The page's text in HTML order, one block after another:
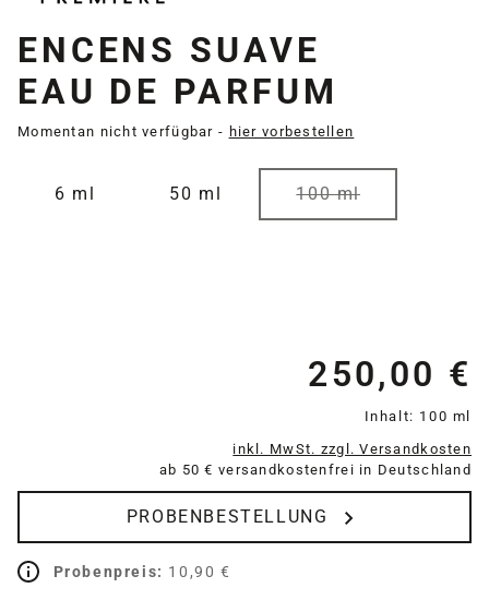
ENCENS SUAVE
EAU DE PARFUM
Momentan nicht verfügbar - hier vorbestellen
6 ml 50 ml 100 ml(Diese Option ist
250,00 €
Inhalt: 100 ml
inkl. MwSt. zzgl. Versandkosten
ab 50 € versandkostenfrei in Deutschland
PROBENBESTELLUNG
Probenpreis: 10,90 €